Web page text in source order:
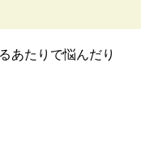
あたりで悩んだり